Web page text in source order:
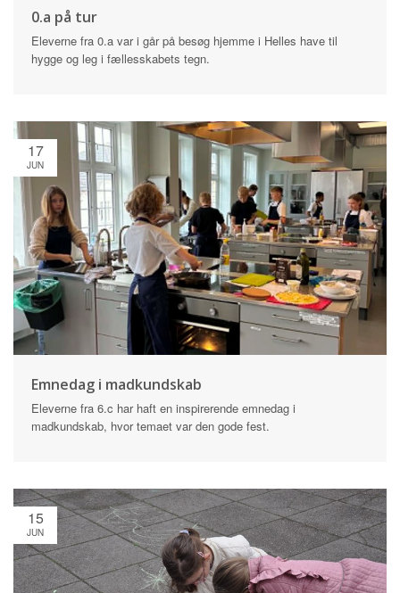
0.a på tur
Eleverne fra 0.a var i går på besøg hjemme i Helles have til
hygge og leg i fællesskabets tegn.
17
JUN
Emnedag i madkundskab
Eleverne fra 6.c har haft en inspirerende emnedag i
madkundskab, hvor temaet var den gode fest.
15
JUN